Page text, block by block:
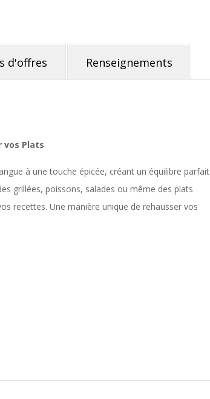
d'offres Renseignements
vos Plats
à une touche épicée, créant un équilibre parfait
grillées, poissons, salades ou même des plats
recettes. Une manière unique de rehausser vos